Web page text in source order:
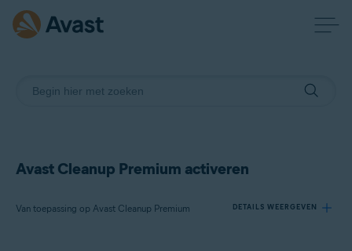
Avast Cleanup Premium activeren
Van toepassing op Avast Cleanup Premium DETAILS WEERGEVEN